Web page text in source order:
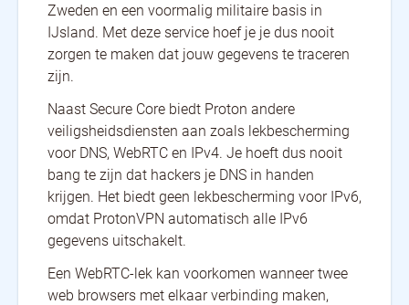
Zweden en een voormalig militaire basis in
IJsland. Met deze service hoef je je dus nooit
zorgen te maken dat jouw gegevens te traceren
zijn.
Naast Secure Core biedt Proton andere
veiligsheidsdiensten aan zoals lekbescherming
voor DNS, WebRTC en IPv4. Je hoeft dus nooit
bang te zijn dat hackers je DNS in handen
krijgen. Het biedt geen lekbescherming voor IPv6,
omdat ProtonVPN automatisch alle IPv6
gegevens uitschakelt.
Een WebRTC-lek kan voorkomen wanneer twee
web browsers met elkaar verbinding maken,